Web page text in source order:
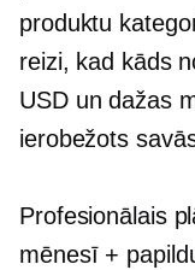
produktu
reizi, kad kāds
USD un dažas
ierobežots
Profesionālais
mēnesī +